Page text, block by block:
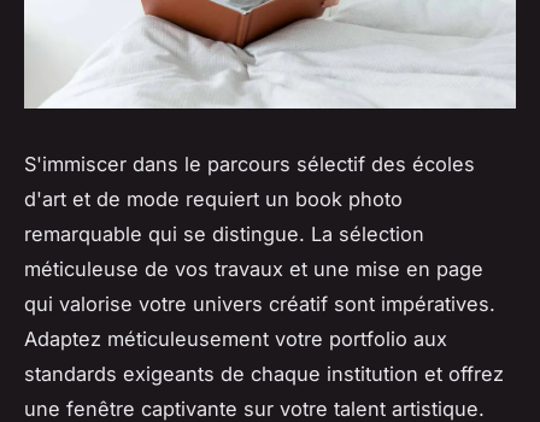
S'immiscer dans le parcours sélectif des écoles
d'art et de mode requiert un book photo
remarquable qui se distingue. La sélection
méticuleuse de vos travaux et une mise en page
qui valorise votre univers créatif sont impératives.
Adaptez méticuleusement votre portfolio aux
standards exigeants de chaque institution et offrez
une fenêtre captivante sur votre talent artistique.